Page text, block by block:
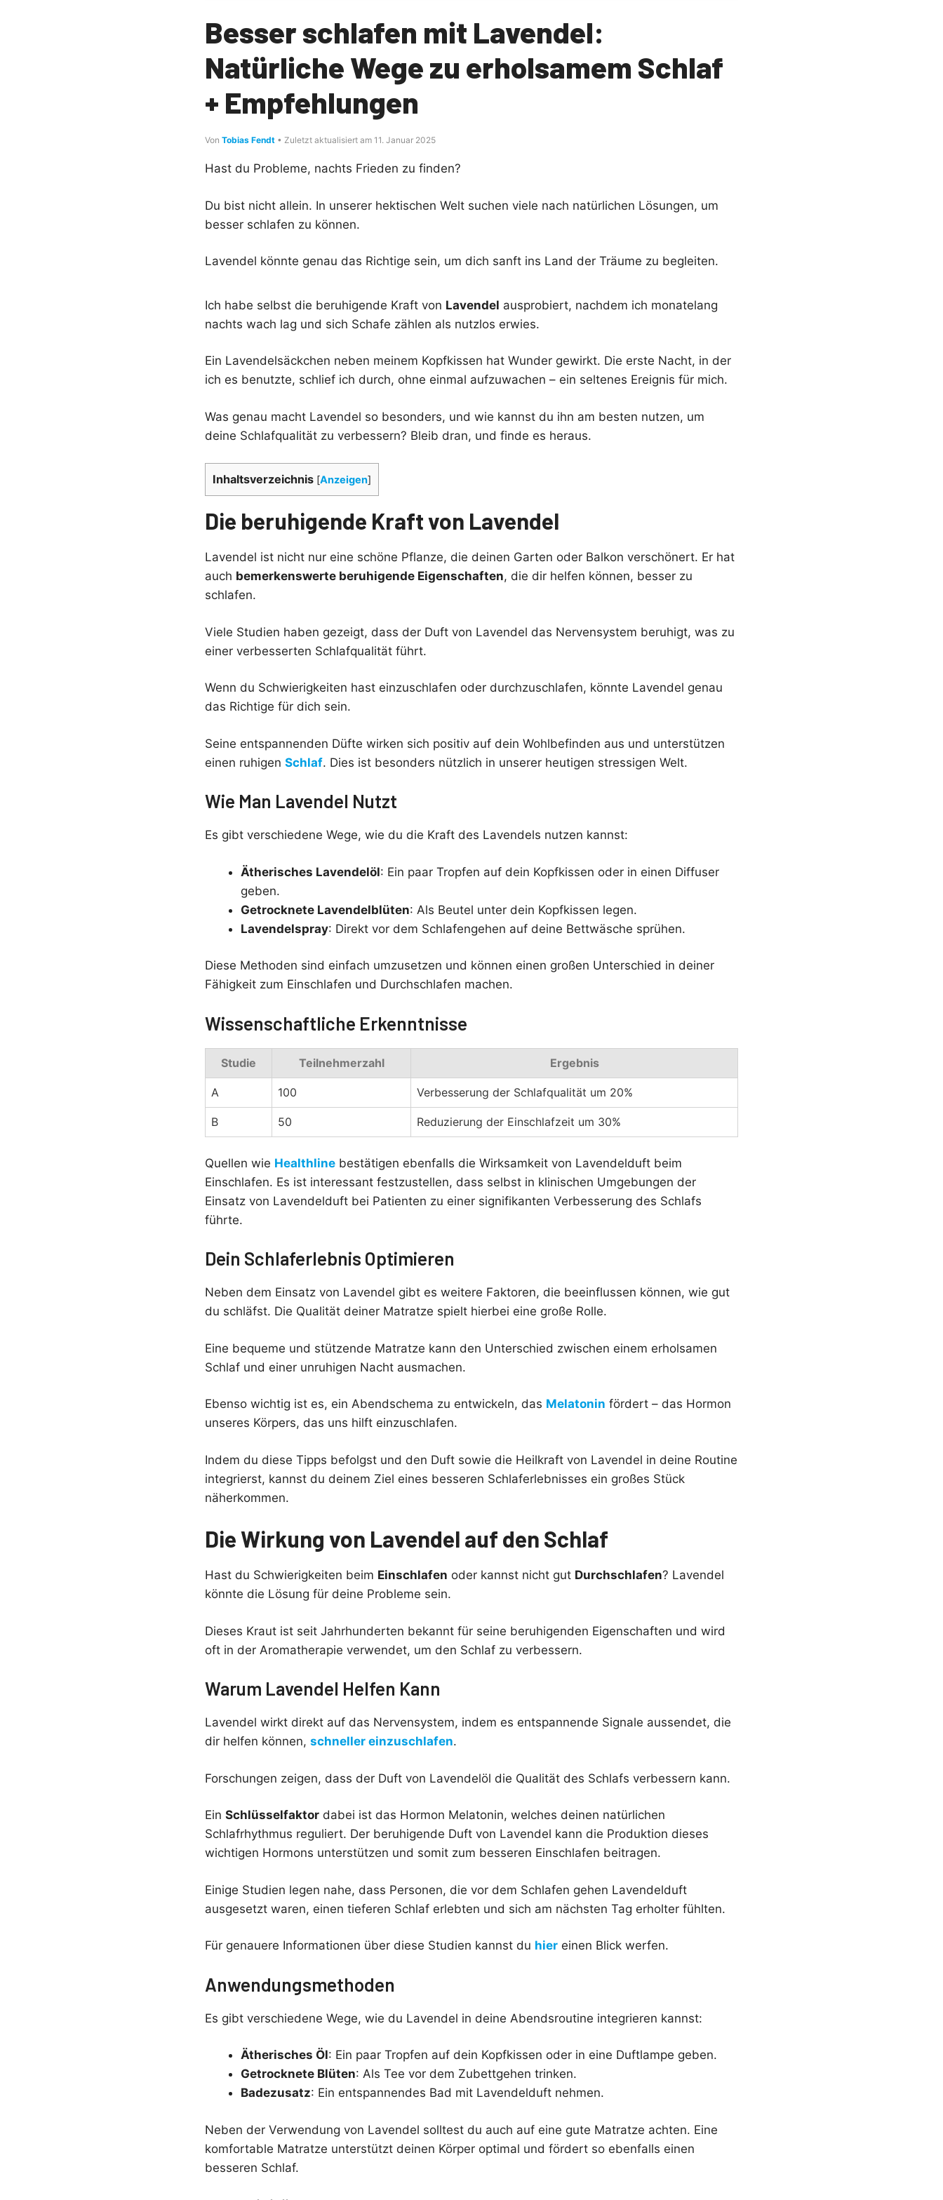
Besser schlafen mit Lavendel:
Natürliche Wege zu erholsamem Schlaf
+ Empfehlungen
Von Tobias Fendt • Zuletzt aktualisiert am 11. Januar 2025
Hast du Probleme, nachts Frieden zu finden?
Du bist nicht allein. In unserer hektischen Welt suchen viele nach natürlichen Lösungen, um
besser schlafen zu können.
Lavendel könnte genau das Richtige sein, um dich sanft ins Land der Träume zu begleiten.
Ich habe selbst die beruhigende Kraft von Lavendel ausprobiert, nachdem ich monatelang
nachts wach lag und sich Schafe zählen als nutzlos erwies.
Ein Lavendelsäckchen neben meinem Kopfkissen hat Wunder gewirkt. Die erste Nacht, in der
ich es benutzte, schlief ich durch, ohne einmal aufzuwachen – ein seltenes Ereignis für mich.
Was genau macht Lavendel so besonders, und wie kannst du ihn am besten nutzen, um
deine Schlafqualität zu verbessern? Bleib dran, und finde es heraus.
Inhaltsverzeichnis [Anzeigen]
Die beruhigende Kraft von Lavendel
Lavendel ist nicht nur eine schöne Pflanze, die deinen Garten oder Balkon verschönert. Er hat
auch bemerkenswerte beruhigende Eigenschaften, die dir helfen können, besser zu
schlafen.
Viele Studien haben gezeigt, dass der Duft von Lavendel das Nervensystem beruhigt, was zu
einer verbesserten Schlafqualität führt.
Wenn du Schwierigkeiten hast einzuschlafen oder durchzuschlafen, könnte Lavendel genau
das Richtige für dich sein.
Seine entspannenden Düfte wirken sich positiv auf dein Wohlbefinden aus und unterstützen
einen ruhigen Schlaf. Dies ist besonders nützlich in unserer heutigen stressigen Welt.
Wie Man Lavendel Nutzt
Es gibt verschiedene Wege, wie du die Kraft des Lavendels nutzen kannst:
Ätherisches Lavendelöl: Ein paar Tropfen auf dein Kopfkissen oder in einen Diffuser
geben.
Getrocknete Lavendelblüten: Als Beutel unter dein Kopfkissen legen.
Lavendelspray: Direkt vor dem Schlafengehen auf deine Bettwäsche sprühen.
Diese Methoden sind einfach umzusetzen und können einen großen Unterschied in deiner
Fähigkeit zum Einschlafen und Durchschlafen machen.
Wissenschaftliche Erkenntnisse
Studie Teilnehmerzahl Ergebnis
A 100 Verbesserung der Schlafqualität um 20%
B 50 Reduzierung der Einschlafzeit um 30%
Quellen wie Healthline bestätigen ebenfalls die Wirksamkeit von Lavendelduft beim
Einschlafen. Es ist interessant festzustellen, dass selbst in klinischen Umgebungen der
Einsatz von Lavendelduft bei Patienten zu einer signifikanten Verbesserung des Schlafs
führte.
Dein Schlaferlebnis Optimieren
Neben dem Einsatz von Lavendel gibt es weitere Faktoren, die beeinflussen können, wie gut
du schläfst. Die Qualität deiner Matratze spielt hierbei eine große Rolle.
Eine bequeme und stützende Matratze kann den Unterschied zwischen einem erholsamen
Schlaf und einer unruhigen Nacht ausmachen.
Ebenso wichtig ist es, ein Abendschema zu entwickeln, das Melatonin fördert – das Hormon
unseres Körpers, das uns hilft einzuschlafen.
Indem du diese Tipps befolgst und den Duft sowie die Heilkraft von Lavendel in deine Routine
integrierst, kannst du deinem Ziel eines besseren Schlaferlebnisses ein großes Stück
näherkommen.
Die Wirkung von Lavendel auf den Schlaf
Hast du Schwierigkeiten beim Einschlafen oder kannst nicht gut Durchschlafen? Lavendel
könnte die Lösung für deine Probleme sein.
Dieses Kraut ist seit Jahrhunderten bekannt für seine beruhigenden Eigenschaften und wird
oft in der Aromatherapie verwendet, um den Schlaf zu verbessern.
Warum Lavendel Helfen Kann
Lavendel wirkt direkt auf das Nervensystem, indem es entspannende Signale aussendet, die
dir helfen können, schneller einzuschlafen.
Forschungen zeigen, dass der Duft von Lavendelöl die Qualität des Schlafs verbessern kann.
Ein Schlüsselfaktor dabei ist das Hormon Melatonin, welches deinen natürlichen
Schlafrhythmus reguliert. Der beruhigende Duft von Lavendel kann die Produktion dieses
wichtigen Hormons unterstützen und somit zum besseren Einschlafen beitragen.
Einige Studien legen nahe, dass Personen, die vor dem Schlafen gehen Lavendelduft
ausgesetzt waren, einen tieferen Schlaf erlebten und sich am nächsten Tag erholter fühlten.
Für genauere Informationen über diese Studien kannst du hier einen Blick werfen.
Anwendungsmethoden
Es gibt verschiedene Wege, wie du Lavendel in deine Abendsroutine integrieren kannst:
Ätherisches Öl: Ein paar Tropfen auf dein Kopfkissen oder in eine Duftlampe geben.
Getrocknete Blüten: Als Tee vor dem Zubettgehen trinken.
Badezusatz: Ein entspannendes Bad mit Lavendelduft nehmen.
Neben der Verwendung von Lavendel solltest du auch auf eine gute Matratze achten. Eine
komfortable Matratze unterstützt deinen Körper optimal und fördert so ebenfalls einen
besseren Schlaf.